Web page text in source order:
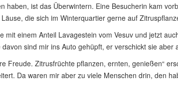
haben, ist das Überwintern. Eine Besucherin kam
die sich im Winterquartier gerne auf
einem Anteil Lavagestein vom Vesuv und jetzt
sind mir ins Auto gehüpft, er verschickt sie aber
Freude. Zitrusfrüchte pflanzen, ernten, genießen“
Da waren mir aber zu viele Menschen drin, den